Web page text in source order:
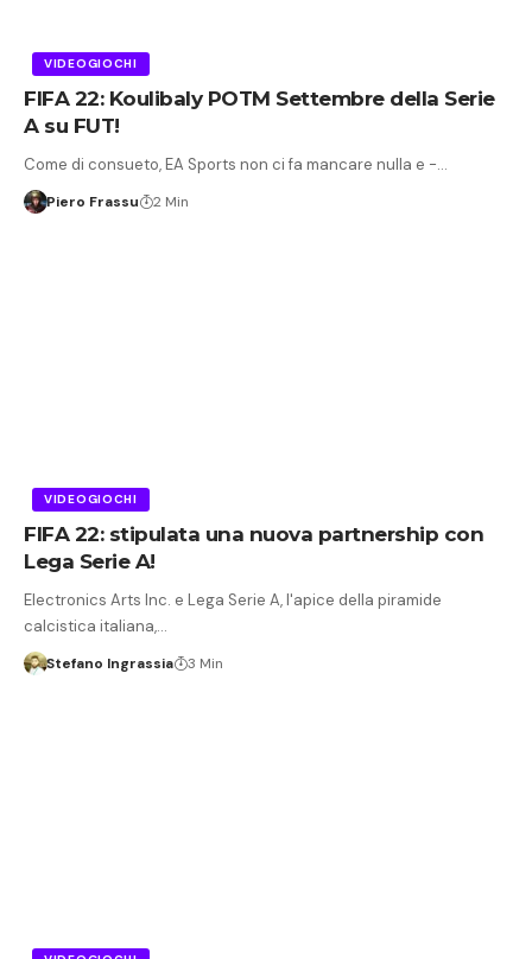
VIDEOGIOCHI
FIFA 22: Koulibaly POTM Settembre della Serie
A su FUT!
Come di consueto, EA Sports non ci fa mancare nulla e -…
Piero Frassu 2 Min
VIDEOGIOCHI
FIFA 22: stipulata una nuova partnership con
Lega Serie A!
Electronics Arts Inc. e Lega Serie A, l'apice della piramide
calcistica italiana,…
Stefano Ingrassia 3 Min